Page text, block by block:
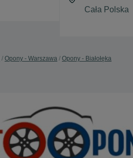
Opony - Warszawa Opony - Białołęka